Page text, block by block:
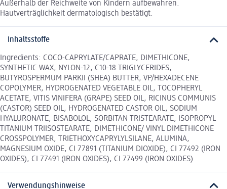
Außerhalb der Reichweite von Kindern aufbewahren.
Hautverträglichkeit dermatologisch bestätigt.
Inhaltsstoffe
Ingredients: COCO-CAPRYLATE/CAPRATE, DIMETHICONE,
SYNTHETIC WAX, NYLON-12, C10-18 TRIGLYCERIDES,
BUTYROSPERMUM PARKII (SHEA) BUTTER, VP/HEXADECENE
COPOLYMER, HYDROGENATED VEGETABLE OIL, TOCOPHERYL
ACETATE, VITIS VINIFERA (GRAPE) SEED OIL, RICINUS COMMUNIS
(CASTOR) SEED OIL, HYDROGENATED CASTOR OIL, SODIUM
HYALURONATE, BISABOLOL, SORBITAN TRISTEARATE, ISOPROPYL
TITANIUM TRIISOSTEARATE, DIMETHICONE/ VINYL DIMETHICONE
CROSSPOLYMER, TRIETHOXYCAPRYLYLSILANE, ALUMINA,
MAGNESIUM OXIDE, CI 77891 (TITANIUM DIOXIDE), CI 77492 (IRON
OXIDES), CI 77491 (IRON OXIDES), CI 77499 (IRON OXIDES)
Verwendungshinweise